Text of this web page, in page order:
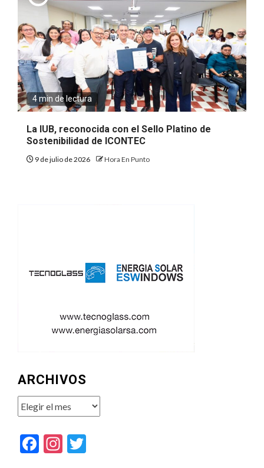
4 min de lectura
La IUB, reconocida con el Sello Platino de
Sostenibilidad de ICONTEC
9 de julio de 2026 Hora En Punto
ARCHIVOS
Archivos
Facebook
Instagram